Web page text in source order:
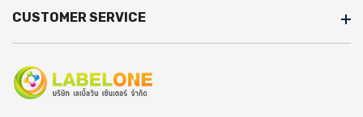
CUSTOMER SERVICE